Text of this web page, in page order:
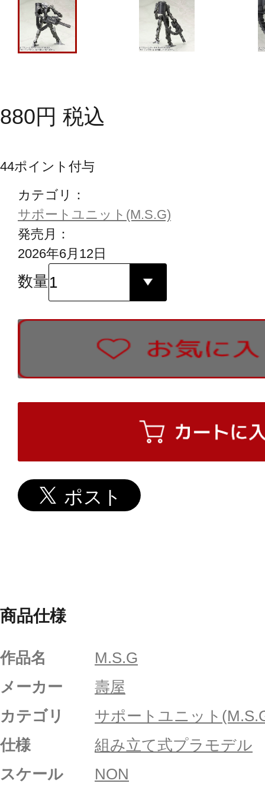
880円 税込
44ポイント付与
カテゴリ：
サポートユニット(M.S.G)
発売月：
2026年6月12日
数量
商品仕様
作品名
M.S.G
メーカー
壽屋
カテゴリ
サポートユニット
仕様
組み立て式プラモデル
スケール
NON